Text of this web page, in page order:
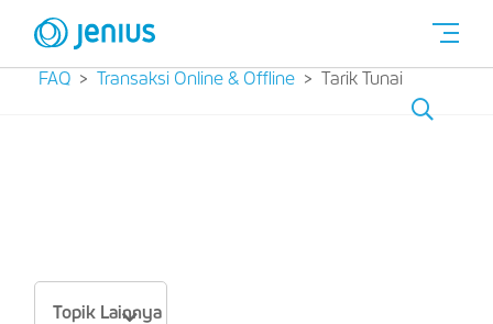
FAQ Transaksi Online & Offline Tarik Tunai
Topik Lainnya